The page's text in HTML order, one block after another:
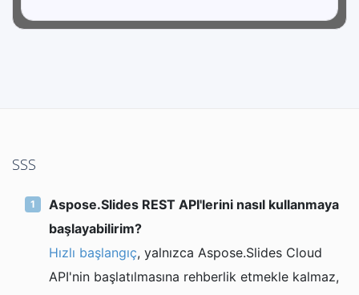
SSS
Aspose.Slides REST API'lerini nasıl kullanmaya
başlayabilirim?
Hızlı başlangıç, yalnızca Aspose.Slides Cloud
API'nin başlatılmasına rehberlik etmekle kalmaz,